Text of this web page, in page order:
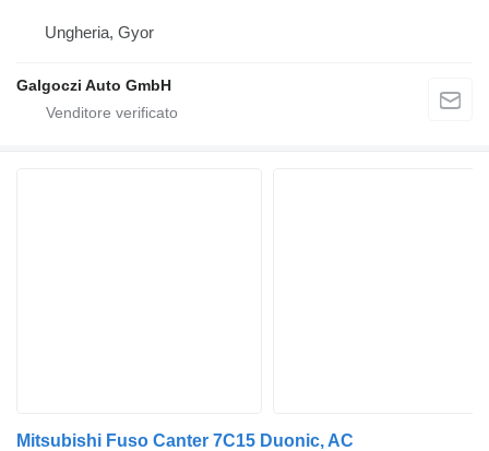
Ungheria, Gyor
Galgoczi Auto GmbH
Mitsubishi Fuso Canter 7C15 Duonic, AC